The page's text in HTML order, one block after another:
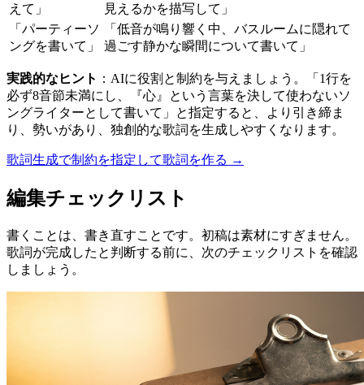
えて」
見えるかを描写して」
「パーティーソ
ングを書いて」
「低音が鳴り響く中、バスルームに隠れて
過ごす静かな瞬間について書いて」
実践的なヒント ：AIに役割と制約を与えましょう。「1行を
必ず8音節未満にし、『心』という言葉を決して使わないソ
ングライターとして書いて」と指定すると、より引き締ま
り、勢いがあり、独創的な歌詞を生成しやすくなります。
歌詞生成で制約を指定して歌詞を作る →
編集チェックリスト
書くことは、書き直すことです。初稿は素材にすぎません。
歌詞が完成したと判断する前に、次のチェックリストを確認
しましょう。